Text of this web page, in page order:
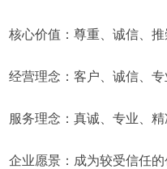
核心价值：尊重、诚信、
经营理念：客户、诚信、
服务理念：真诚、专业、
企业愿景：成为较受信任